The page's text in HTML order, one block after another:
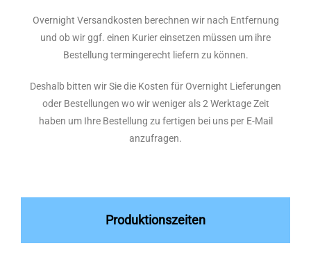
Overnight Versandkosten berechnen wir nach Entfernung
und ob wir ggf. einen Kurier einsetzen müssen um ihre
Bestellung termingerecht liefern zu können.
Deshalb bitten wir Sie die Kosten für Overnight Lieferungen
oder Bestellungen wo wir weniger als 2 Werktage Zeit
haben um Ihre Bestellung zu fertigen bei uns per E-Mail
anzufragen.
Produktionszeiten